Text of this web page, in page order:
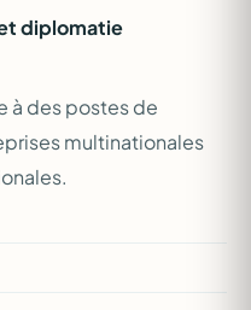
diplomatie
à des postes de
multinationales